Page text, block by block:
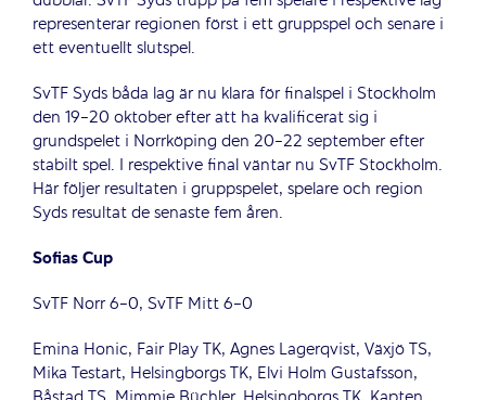
representerar regionen först i ett gruppspel och senare i
ett eventuellt slutspel.
SvTF Syds båda lag är nu klara för finalspel i Stockholm
den 19-20 oktober efter att ha kvalificerat sig i
grundspelet i Norrköping den 20-22 september efter
stabilt spel. I respektive final väntar nu SvTF Stockholm.
Här följer resultaten i gruppspelet, spelare och region
Syds resultat de senaste fem åren.
Sofias Cup
SvTF Norr 6-0, SvTF Mitt 6-0
Emina Honic, Fair Play TK, Agnes Lagerqvist, Växjö TS,
Mika Testart, Helsingborgs TK, Elvi Holm Gustafsson,